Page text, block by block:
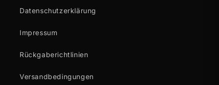
Datenschutzerklärung
Impressum
Rückgaberichtlinien
Versandbedingungen